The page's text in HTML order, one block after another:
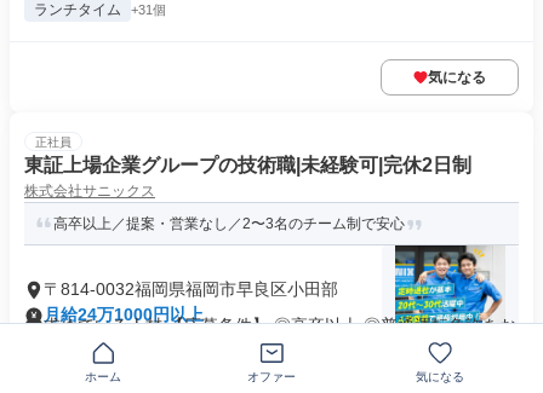
ランチタイム +31個
気になる
正社員
東証上場企業グループの技術職|未経験可|完休2日制
株式会社サニックス
高卒以上／提案・営業なし／2〜3名のチーム制で安心
〒814-0032福岡県福岡市早良区小田部
月給24万1000円以上
求めている人材 【応募条件】 ◎高卒以上 ◎普通運転免許をお
持ちの方（AT限定可） └...
制服あり 業界未経験歓迎 +36個
ホーム オファー 気になる